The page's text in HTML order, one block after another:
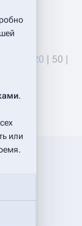
20 | 50 |
.
или